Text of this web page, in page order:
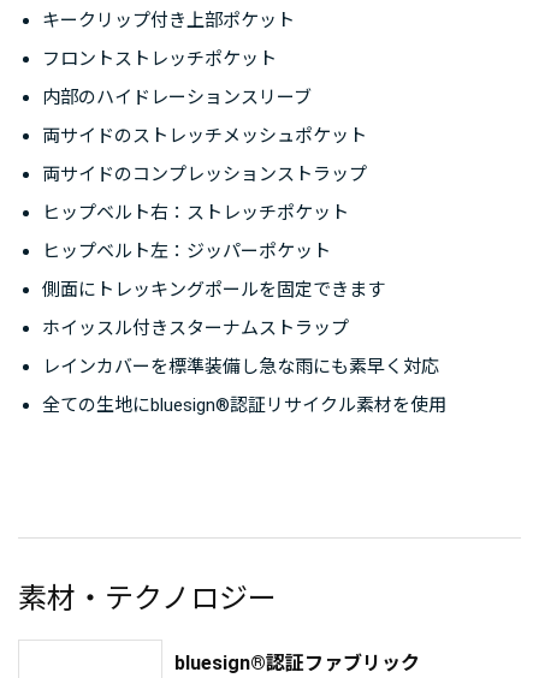
キークリップ付き上部ポケット
フロントストレッチポケット
内部のハイドレーションスリーブ
両サイドのストレッチメッシュポケット
両サイドのコンプレッションストラップ
ヒップベルト右：ストレッチポケット
ヒップベルト左：ジッパーポケット
側面にトレッキングポールを固定できます
ホイッスル付きスターナムストラップ
レインカバーを標準装備し急な雨にも素早く対応
全ての生地にbluesign®認証リサイクル素材を使用
素材・テクノロジー
bluesign®認証ファブリック